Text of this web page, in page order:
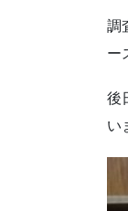
調
ー
後
い